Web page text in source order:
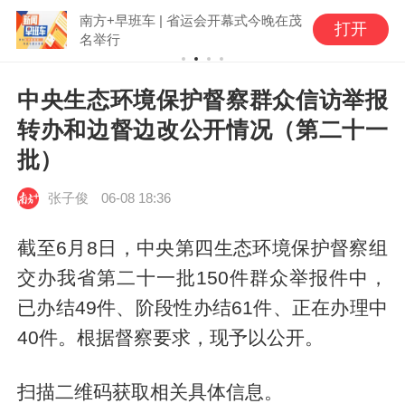
南方+早班车 | 省运会开幕式今晚在茂
名举行
打开
中央生态环境保护督察群众信访举报
转办和边督边改公开情况（第二十一
批）
张子俊 06-08 18:36
截至6月8日，中央第四生态环境保护督察组
交办我省第二十一批150件群众举报件中，
已办结49件、阶段性办结61件、正在办理中
40件。根据督察要求，现予以公开。
扫描二维码获取相关具体信息。